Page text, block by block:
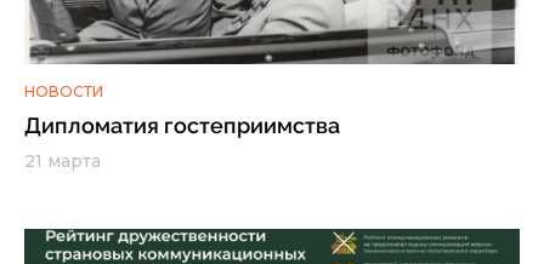
НОВОСТИ
Дипломатия гостеприимства
21 марта